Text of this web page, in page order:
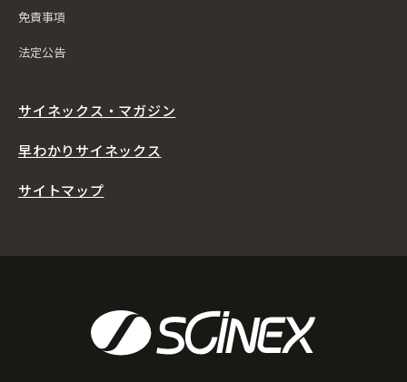
免責事項
法定公告
サイネックス・マガジン
早わかりサイネックス
サイトマップ